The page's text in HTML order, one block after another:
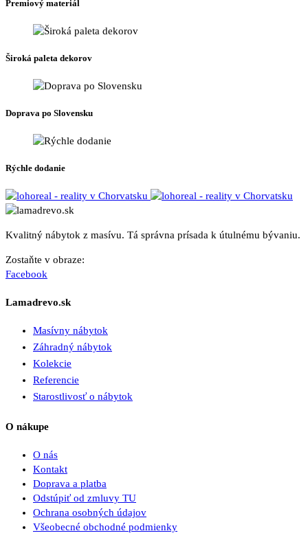
Premiový materiál
Široká paleta dekorov
Doprava po Slovensku
Rýchle dodanie
Kvalitný nábytok z masívu. Tá správna prísada k útulnému bývaniu.
Zostaňte v obraze:
Facebook
Lamadrevo.sk
Masívny nábytok
Záhradný nábytok
Kolekcie
Referencie
Starostlivosť o nábytok
O nákupe
O nás
Kontakt
Doprava a platba
Odstúpiť od zmluvy TU
Ochrana osobných údajov
Všeobecné obchodné podmienky